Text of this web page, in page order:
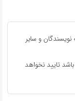
و سایر
تایید نخواهد